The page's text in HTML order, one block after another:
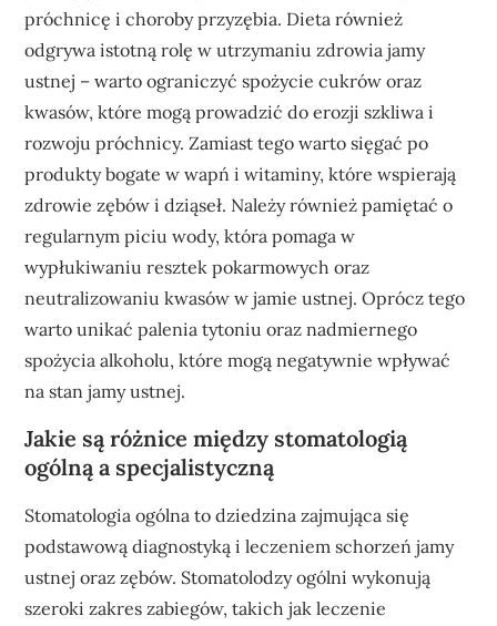
próchnicę i choroby przyzębia. Dieta również
odgrywa istotną rolę w utrzymaniu zdrowia jamy
ustnej – warto ograniczyć spożycie cukrów oraz
kwasów, które mogą prowadzić do erozji szkliwa i
rozwoju próchnicy. Zamiast tego warto sięgać po
produkty bogate w wapń i witaminy, które wspierają
zdrowie zębów i dziąseł. Należy również pamiętać o
regularnym piciu wody, która pomaga w
wypłukiwaniu resztek pokarmowych oraz
neutralizowaniu kwasów w jamie ustnej. Oprócz tego
warto unikać palenia tytoniu oraz nadmiernego
spożycia alkoholu, które mogą negatywnie wpływać
na stan jamy ustnej.
Jakie są różnice między stomatologią
ogólną a specjalistyczną
Stomatologia ogólna to dziedzina zajmująca się
podstawową diagnostyką i leczeniem schorzeń jamy
ustnej oraz zębów. Stomatolodzy ogólni wykonują
szeroki zakres zabiegów, takich jak leczenie